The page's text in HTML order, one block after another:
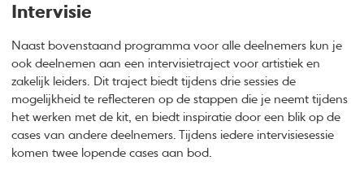
Intervisie
Naast bovenstaand programma voor alle deelnemers kun je
ook deelnemen aan een intervisietraject voor artistiek en
zakelijk leiders. Dit traject biedt tijdens drie sessies de
mogelijkheid te reflecteren op de stappen die je neemt tijdens
het werken met de kit, en biedt inspiratie door een blik op de
cases van andere deelnemers. Tijdens iedere intervisiesessie
komen twee lopende cases aan bod.